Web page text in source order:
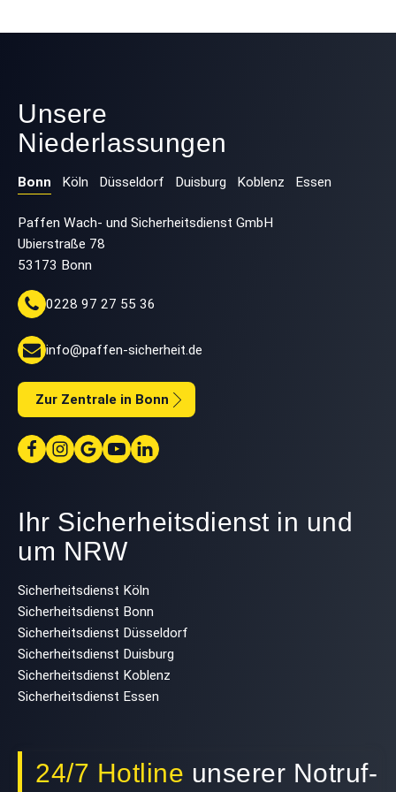
Unsere
Niederlassungen
Bonn Köln Düsseldorf Duisburg Koblenz Essen
Paffen Wach- und Sicherheitsdienst GmbH
Ubierstraße 78
53173 Bonn
0228 97 27 55 36
info@paffen-sicherheit.de
Zur Zentrale in Bonn
Ihr Sicherheitsdienst in und
um NRW
Sicherheitsdienst Köln
Sicherheitsdienst Bonn
Sicherheitsdienst Düsseldorf
Sicherheitsdienst Duisburg
Sicherheitsdienst Koblenz
Sicherheitsdienst Essen
24/7 Hotline unserer Notruf-